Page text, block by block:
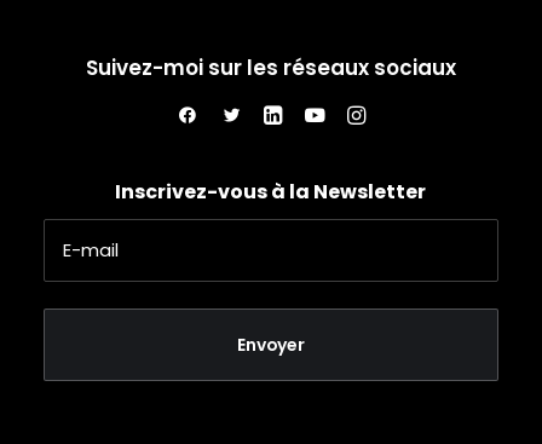
Suivez-moi sur les réseaux sociaux
Inscrivez-vous à la Newsletter